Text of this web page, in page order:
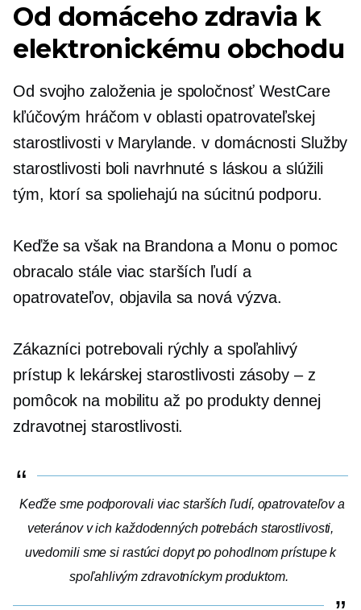
Od domáceho zdravia k
elektronickému obchodu
Od svojho založenia je spoločnosť WestCare
kľúčovým hráčom v oblasti opatrovateľskej
starostlivosti v Marylande.v domácnosti Služby
starostlivosti boli navrhnuté s láskou a slúžili
tým, ktorí sa spoliehajú na súcitnú podporu.
Keďže sa však na Brandona a Monu o pomoc
obracalo stále viac starších ľudí a
opatrovateľov, objavila sa nová výzva.
Zákazníci potrebovali rýchly a spoľahlivý
prístup k lekárskej starostlivosti zásoby – z
pomôcok na mobilitu až po produkty dennej
zdravotnej starostlivosti.
Keďže sme podporovali viac starších ľudí, opatrovateľov a
veteránov v ich každodenných potrebách starostlivosti,
uvedomili sme si rastúci dopyt po pohodlnom prístupe k
spoľahlivým zdravotníckym produktom.